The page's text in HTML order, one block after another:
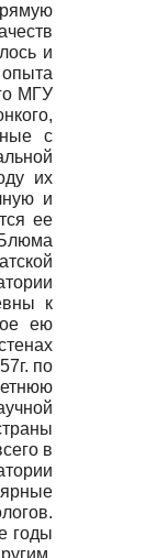
и
МГУ
с
их
и
ее
к
ею
по
в
годы